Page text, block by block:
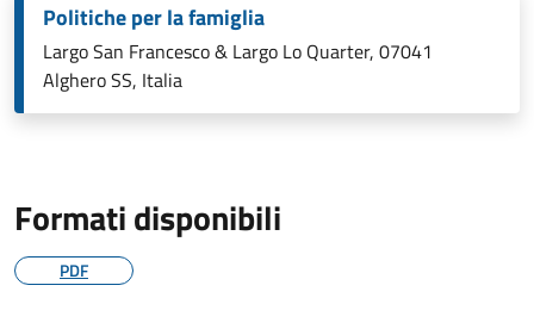
Politiche per la famiglia
Largo San Francesco & Largo Lo Quarter, 07041
Alghero SS, Italia
Formati disponibili
PDF